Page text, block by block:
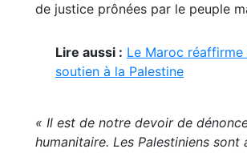
de justice prônées par le peuple
Lire aussi : Le Maroc réaffirme
soutien à la Palestine
« Il est de notre devoir de
humanitaire. Les Palestiniens sont